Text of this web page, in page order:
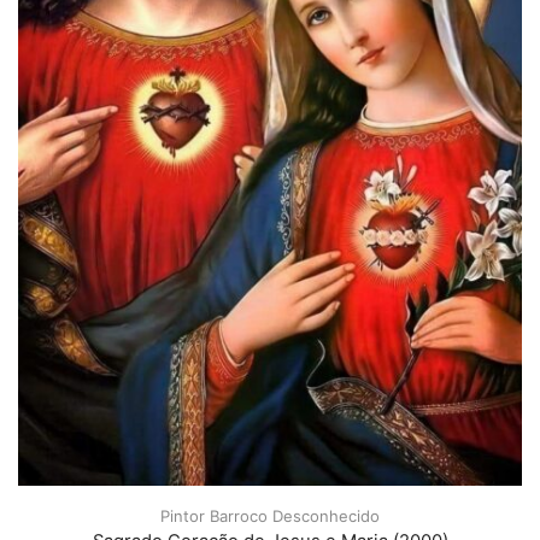
Pintor Barroco Desconhecido